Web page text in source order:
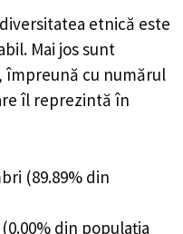
etnică este
Mai jos sunt
cu numărul
îl reprezintă în
(89.89% din
din populația